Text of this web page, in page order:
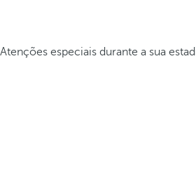
Atenções especiais durante a sua